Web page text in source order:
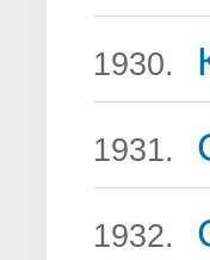
1930.
1931.
1932.